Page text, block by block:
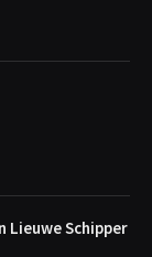
Lieuwe Schipper